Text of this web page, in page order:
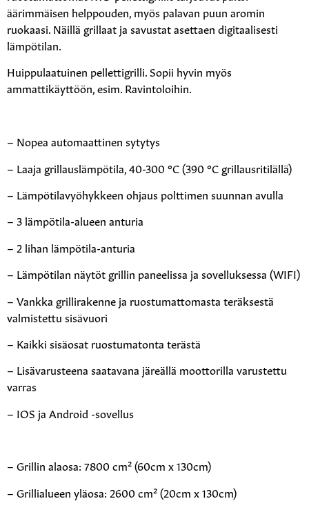
äärimmäisen helppouden, myös palavan puun aromin
ruokaasi. Näillä grillaat ja savustat asettaen digitaalisesti
lämpötilan.
Huippulaatuinen pellettigrilli. Sopii hyvin myös
ammattikäyttöön, esim. Ravintoloihin.
– Nopea automaattinen sytytys
– Laaja grillauslämpötila, 40-300 °C (390 °C grillausritilällä)
– Lämpötilavyöhykkeen ohjaus polttimen suunnan avulla
– 3 lämpötila-alueen anturia
– 2 lihan lämpötila-anturia
– Lämpötilan näytöt grillin paneelissa ja sovelluksessa (WIFI)
– Vankka grillirakenne ja ruostumattomasta teräksestä
valmistettu sisävuori
– Kaikki sisäosat ruostumatonta terästä
– Lisävarusteena saatavana järeällä moottorilla varustettu
varras
– IOS ja Android -sovellus
– Grillin alaosa: 7800 cm² (60cm x 130cm)
– Grillialueen yläosa: 2600 cm² (20cm x 130cm)